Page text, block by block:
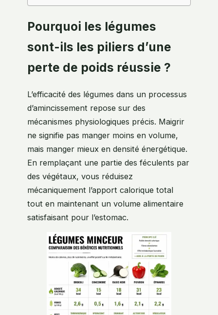
Pourquoi les légumes
sont-ils les piliers d’une
perte de poids réussie ?
L’efficacité des légumes dans un processus
d’amincissement repose sur des
mécanismes physiologiques précis. Maigrir
ne signifie pas manger moins en volume,
mais manger mieux en densité énergétique.
En remplaçant une partie des féculents par
des végétaux, vous réduisez
mécaniquement l’apport calorique total
tout en maintenant un volume alimentaire
satisfaisant pour l’estomac.